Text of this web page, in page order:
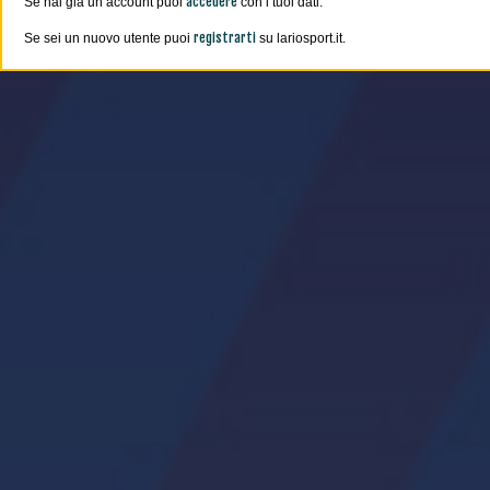
Se sei un nuovo utente puoi registrarti su lariosport.it.